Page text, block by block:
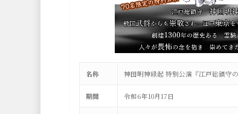
名称 神田明神縁起 特別公演『江戸総鎮守の
期間 令和6年10月17日